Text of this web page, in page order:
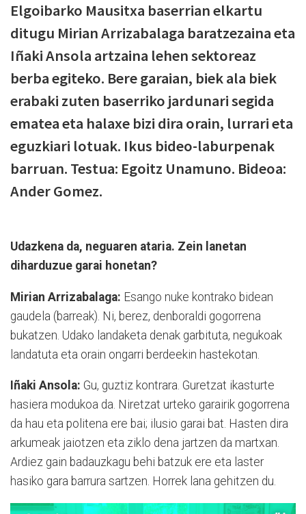
Elgoibarko Mausitxa baserrian elkartu
ditugu Mirian Arrizabalaga baratzezaina eta
Iñaki Ansola artzaina lehen sektoreaz
berba egiteko. Bere garaian, biek ala biek
erabaki zuten baserriko jardunari segida
ematea eta halaxe bizi dira orain, lurrari eta
eguzkiari lotuak. Ikus bideo-laburpenak
barruan. Testua: Egoitz Unamuno. Bideoa:
Ander Gomez.
Udazkena da, neguaren ataria. Zein lanetan
diharduzue garai honetan?
Mirian Arrizabalaga: Esango nuke kontrako bidean
gaudela (barreak). Ni, berez, denboraldi gogorrena
bukatzen. Udako landaketa denak garbituta, negukoak
landatuta eta orain ongarri berdeekin hastekotan.
Iñaki Ansola: Gu, guztiz kontrara. Guretzat ikasturte
hasiera modukoa da. Niretzat urteko garairik gogorrena
da hau eta politena ere bai; ilusio garai bat. Hasten dira
arkumeak jaiotzen eta ziklo dena jartzen da martxan.
Ardiez gain badauzkagu behi batzuk ere eta laster
hasiko gara barrura sartzen. Horrek lana gehitzen du.